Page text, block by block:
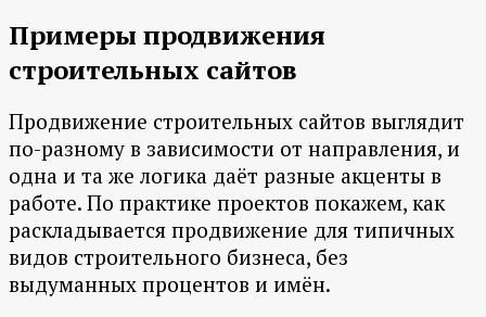
Примеры продвижения
строительных сайтов
Продвижение строительных сайтов выглядит
по-разному в зависимости от направления, и
одна и та же логика даёт разные акценты в
работе. По практике проектов покажем, как
раскладывается продвижение для типичных
видов строительного бизнеса, без
выдуманных процентов и имён.